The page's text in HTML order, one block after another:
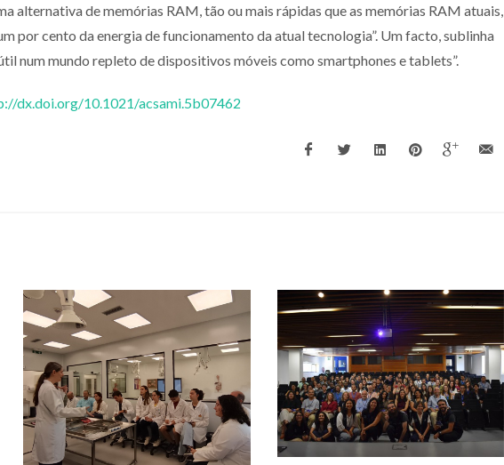
alternativa de memórias RAM, tão ou mais rápidas que as memórias RAM atuais,
por cento da energia de funcionamento da atual tecnologia”. Um facto, sublinha
num mundo repleto de dispositivos móveis como smartphones e tablets”.
dx.doi.org/10.1021/acsami.5b07462